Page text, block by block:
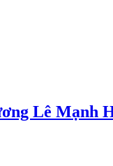
Lê Mạnh